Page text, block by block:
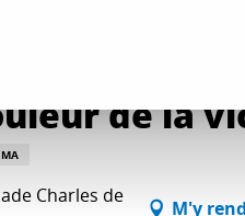
de la
Charles de
M'y